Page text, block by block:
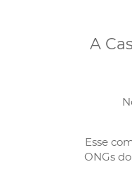
A
Esse
ONGs